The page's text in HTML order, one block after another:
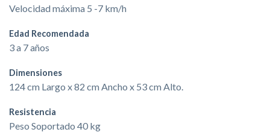
Velocidad máxima 5 -7 km/h
Edad Recomendada
3 a 7 años
Dimensiones
124 cm Largo x 82 cm Ancho x 53 cm Alto.
Resistencia
Peso Soportado 40 kg